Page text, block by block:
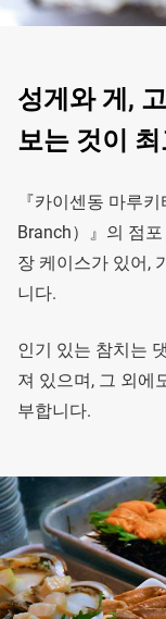
성게와 게,
보는 것이
『카이센동 마루
Branch）』의 점
장 케이스가 있어,
니다.
인기 있는 참치는
져 있으며, 그 외에
부합니다.